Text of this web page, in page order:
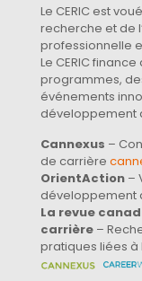
Le CERIC est
recherche et de
professionnelle
Le CERIC
programmes,
événements
développement
Cannexus –
de carrière
OrientAction –
développement
La revue
carrière –
pratiques liées